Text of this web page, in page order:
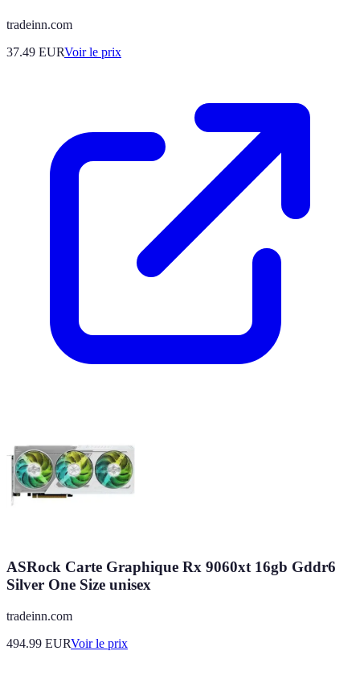
tradeinn.com
37.49 EURVoir le prix
ASRock Carte Graphique Rx 9060xt 16gb Gddr6
Silver One Size unisex
tradeinn.com
494.99 EURVoir le prix